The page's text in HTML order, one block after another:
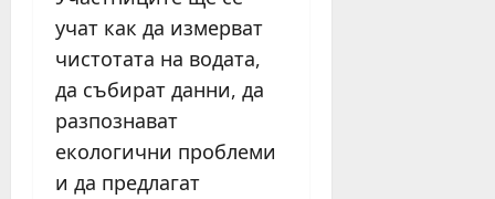
учат как да измерват
чистотата на водата,
да събират данни, да
разпознават
екологични проблеми
и да предлагат